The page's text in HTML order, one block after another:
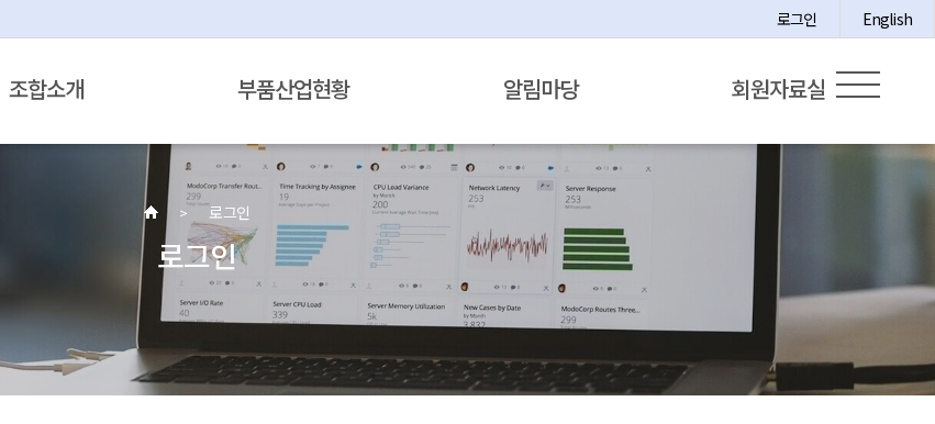
로그인 English
조합소개 부품산업현황 알림마당 회원자료실
로그인
로그인